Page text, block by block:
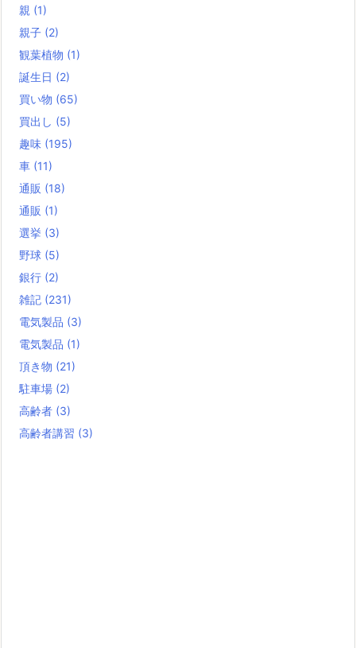
親 (1)
親子 (2)
観葉植物 (1)
誕生日 (2)
買い物 (65)
買出し (5)
趣味 (195)
車 (11)
通販 (18)
通販 (1)
選挙 (3)
野球 (5)
銀行 (2)
雑記 (231)
電気製品 (3)
電気製品 (1)
頂き物 (21)
駐車場 (2)
高齢者 (3)
高齢者講習 (3)